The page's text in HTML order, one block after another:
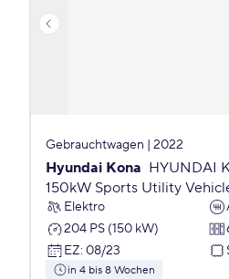
Gebrauchtwagen | 2022
Hyundai Kona HYUNDAI
150kW Sports Utility
Elektro
204 PS (150 kW)
EZ: 08/23
in 4 bis 8 Wochen